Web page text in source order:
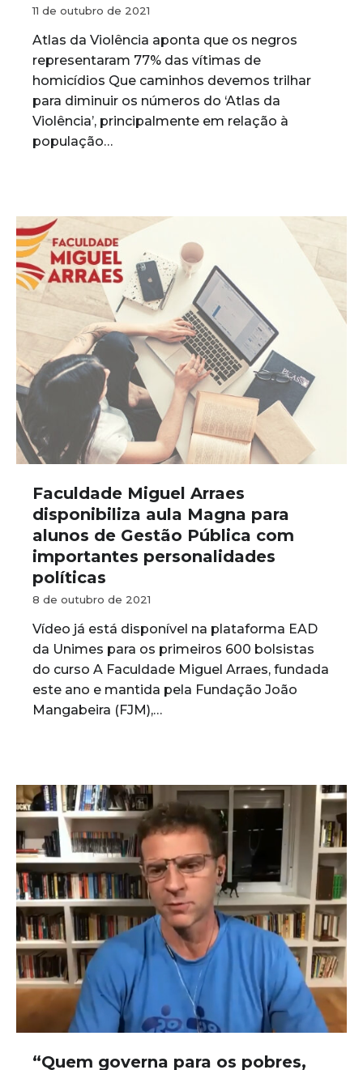
11 de outubro de 2021
Atlas da Violência aponta que os negros
representaram 77% das vítimas de
homicídios Que caminhos devemos trilhar
para diminuir os números do ‘Atlas da
Violência’, principalmente em relação à
população…
Faculdade Miguel Arraes
disponibiliza aula Magna para
alunos de Gestão Pública com
importantes personalidades
políticas
8 de outubro de 2021
Vídeo já está disponível na plataforma EAD
da Unimes para os primeiros 600 bolsistas
do curso A Faculdade Miguel Arraes, fundada
este ano e mantida pela Fundação João
Mangabeira (FJM),…
“Quem governa para os pobres,